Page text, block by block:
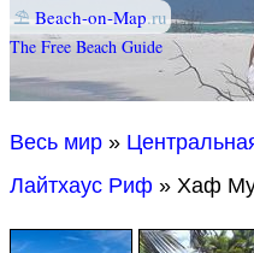
⛱ Beach-on-Map.ru
The Free Beach Guide
Весь мир »
Лайтхаус Риф » Хаф